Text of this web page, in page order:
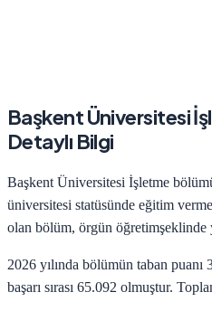
Başkent Üniversitesi
Detaylı Bilgi
Başkent Üniversitesi İşletme
üniversitesi statüsünde eğitim
olan bölüm, örgün öğretimşeklinde
2026 yılında bölümün taban puanı
başarı sırası 65.092 olmuştur.